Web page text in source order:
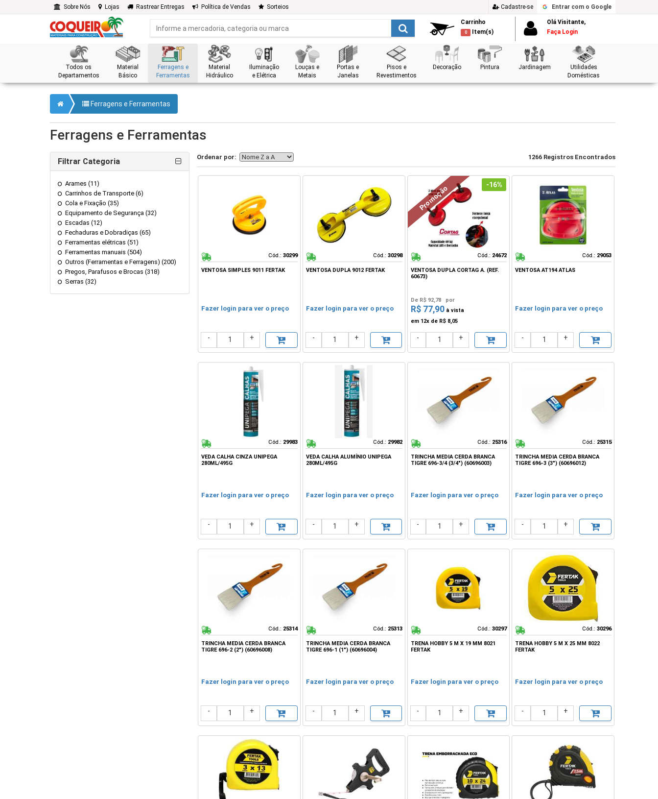
Sobre Nós Lojas Rastrear Entregas Política de Vendas Sorteios Cadastre-se Entrar com o Google
Carrinho
0 Item(s)
Olá Visitante,
Faça Login
Todos os
Departamentos
Material
Básico
Ferragens e
Ferramentas
Material
Hidráulico
Iluminação
e Elétrica
Louças e
Metais
Portas e
Janelas
Pisos e
Revestimentos
Decoração Pintura Jardinagem
Utilidades
Domésticas
Ferragens e Ferramentas
Ferragens e Ferramentas
Filtrar Categoria
Arames (11)
Carrinhos de Transporte (6)
Cola e Fixação (35)
Equipamento de Segurança (32)
Escadas (12)
Fechaduras e Dobradiças (65)
Ferramentas elétricas (51)
Ferramentas manuais (504)
Outros (Ferramentas e Ferragens) (200)
Pregos, Parafusos e Brocas (318)
Serras (32)
Ordenar por: 1266 Registros Encontrados
Cód.: 30299
Cód.: 30299
VENTOSA SIMPLES 9011 FERTAK
Fazer login para ver o preço
- +
Cód.: 30298
Cód.: 30298
VENTOSA DUPLA 9012 FERTAK
Fazer login para ver o preço
- +
-16%
Promoção
Cód.: 24672
Cód.: 24672
VENTOSA DUPLA CORTAG A. (REF.
60673)
De R$ 92,78por
R$ 77,90 à vista
em 12x de R$ 8,05
- +
Cód.: 29053
Cód.: 29053
VENTOSA AT194 ATLAS
Fazer login para ver o preço
- +
Cód.: 29983
Cód.: 29983
VEDA CALHA CINZA UNIPEGA
280ML/495G
Fazer login para ver o preço
- +
Cód.: 29982
Cód.: 29982
VEDA CALHA ALUMÍNIO UNIPEGA
280ML/495G
Fazer login para ver o preço
- +
Cód.: 25316
Cód.: 25316
TRINCHA MEDIA CERDA BRANCA
TIGRE 696-3/4 (3/4") (60696003)
Fazer login para ver o preço
- +
Cód.: 25315
Cód.: 25315
TRINCHA MEDIA CERDA BRANCA
TIGRE 696-3 (3") (60696012)
Fazer login para ver o preço
- +
Cód.: 25314
Cód.: 25314
TRINCHA MEDIA CERDA BRANCA
TIGRE 696-2 (2") (60696008)
Fazer login para ver o preço
- +
Cód.: 25313
Cód.: 25313
TRINCHA MEDIA CERDA BRANCA
TIGRE 696-1 (1") (60696004)
Fazer login para ver o preço
- +
Cód.:30297
Cód.:30297
TRENA HOBBY 5 M X 19 MM 8021
FERTAK
Fazer login para ver o preço
- +
Cód.: 30296
Cód.: 30296
TRENA HOBBY 5 M X 25 MM 8022
FERTAK
Fazer login para ver o preço
- +